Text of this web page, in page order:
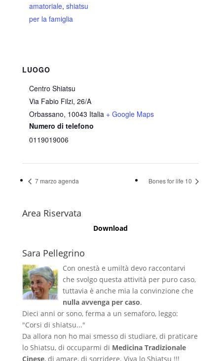
amatoriale, shiatsu
per la famiglia
LUOGO
Centro Shiatsu
Via Fabio Filzi, 26/A
Orbassano, 10043 Italia + Google Maps
Numero di telefono
0119019006
7 marzo agenda Bones for life 10
Area Riservata
Download
Sara Pellegrino
Con onestà e umiltà devo raccontarvi
che svolgo questa attività per puro caso,
tuttavia è anche mia la convinzione che
nulla avvenga per caso.
Dieci anni or sono, ferma a un semaforo, leggo:
"Corsi di shiatsu..."
Da allora non ho mai smesso di studiare, di praticare
lo Shiatsu, di occuparmi di Medicina Tradizionale
Cinese, di amare, di sorridere. Viva lo Shiatsu !!!